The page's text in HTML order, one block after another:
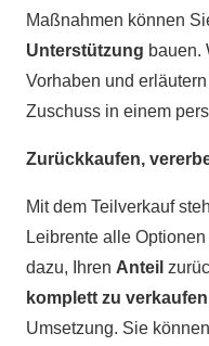
Maßnahmen können
Unterstützung bauen.
Vorhaben und
Zuschuss in einem
Zurückkaufen,
Mit dem Teilverkauf
Leibrente alle
dazu, Ihren Anteil
komplett zu verkaufen
Umsetzung. Sie